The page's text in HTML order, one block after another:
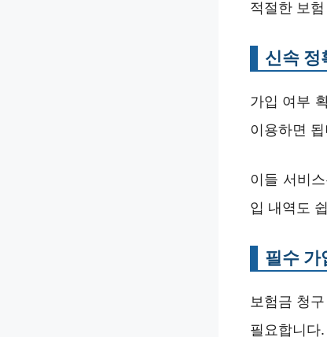
적절한 보
신속 정
가입 여부
이용하면
이들 서비
입 내역도
필수 가
보험금 청
필요합니다